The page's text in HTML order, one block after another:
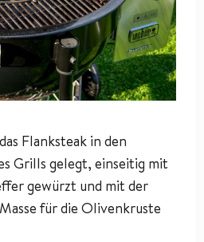
Flanksteak in den
Grills gelegt, einseitig mit
gewürzt und mit der
für die Olivenkruste